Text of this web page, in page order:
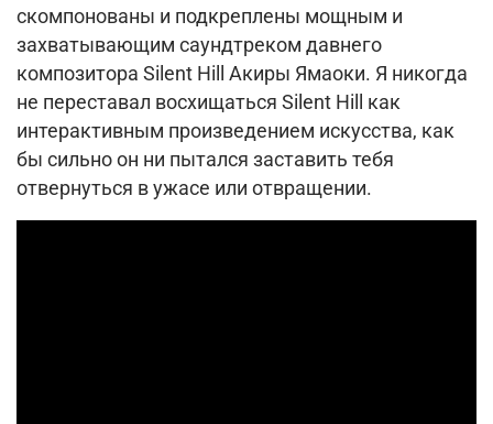
скомпонованы и подкреплены мощным и
захватывающим саундтреком давнего
композитора Silent Hill Акиры Ямаоки. Я никогда
не переставал восхищаться Silent Hill как
интерактивным произведением искусства, как
бы сильно он ни пытался заставить тебя
отвернуться в ужасе или отвращении.